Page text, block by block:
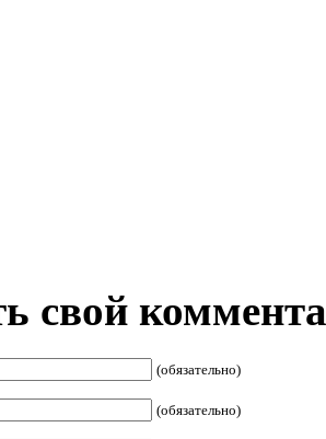
свой
(обязательно)
(обязательно)